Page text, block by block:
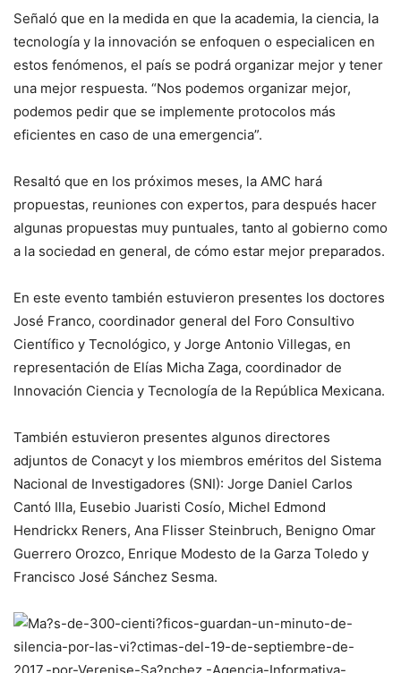
Señaló que en la medida en que la academia, la ciencia, la
tecnología y la innovación se enfoquen o especialicen en
estos fenómenos, el país se podrá organizar mejor y tener
una mejor respuesta. “Nos podemos organizar mejor,
podemos pedir que se implemente protocolos más
eficientes en caso de una emergencia”.
Resaltó que en los próximos meses, la AMC hará
propuestas, reuniones con expertos, para después hacer
algunas propuestas muy puntuales, tanto al gobierno como
a la sociedad en general, de cómo estar mejor preparados.
En este evento también estuvieron presentes los doctores
José Franco, coordinador general del Foro Consultivo
Científico y Tecnológico, y Jorge Antonio Villegas, en
representación de Elías Micha Zaga, coordinador de
Innovación Ciencia y Tecnología de la República Mexicana.
También estuvieron presentes algunos directores
adjuntos de Conacyt y los miembros eméritos del Sistema
Nacional de Investigadores (SNI): Jorge Daniel Carlos
Cantó Illa, Eusebio Juaristi Cosío, Michel Edmond
Hendrickx Reners, Ana Flisser Steinbruch, Benigno Omar
Guerrero Orozco, Enrique Modesto de la Garza Toledo y
Francisco José Sánchez Sesma.